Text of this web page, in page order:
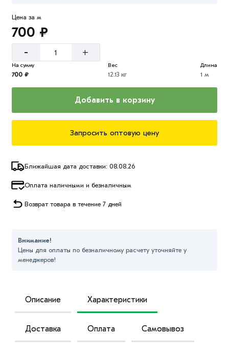
Ближайшая дата доставки: 08.08.26
Оплата наличными и безналичным
Возврат товара в течение 7 дней
Внимание!
Цены для оплаты по безналичному расчету уточняйте у
менеджеров!
Цена за м
700 ₽
- +
На сумму
700 ₽
Вес
12.13 кг
Длина
1 м
Добавить в корзину
Запросить оптовую цену
Описание Характеристики
Доставка Оплата Самовывоз